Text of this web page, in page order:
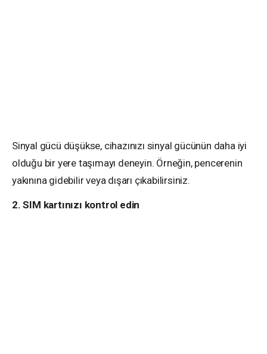
Sinyal gücü düşükse, cihazınızı sinyal gücünün daha iyi
olduğu bir yere taşımayı deneyin. Örneğin, pencerenin
yakınına gidebilir veya dışarı çıkabilirsiniz.
2. SIM kartınızı kontrol edin